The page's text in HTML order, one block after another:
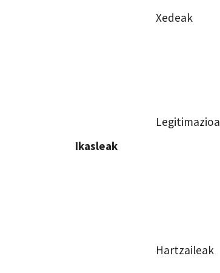
Ikasleak
Xedeak
Legitimazioa
Hartzaileak